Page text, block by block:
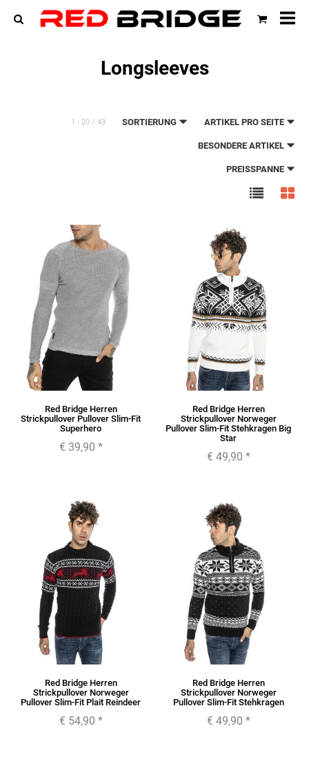
Longsleeves
1 - 20 / 43 SORTIERUNG ARTIKEL PRO SEITE
BESONDERE ARTIKEL
PREISSPANNE
Red Bridge Herren
Strickpullover Pullover Slim-Fit
Superhero
€ 39,90 *
Red Bridge Herren
Strickpullover Norweger
Pullover Slim-Fit Stehkragen Big
Star
€ 49,90 *
Red Bridge Herren
Strickpullover Norweger
Pullover Slim-Fit Plait Reindeer
€ 54,90 *
Red Bridge Herren
Strickpullover Norweger
Pullover Slim-Fit Stehkragen
€ 49,90 *